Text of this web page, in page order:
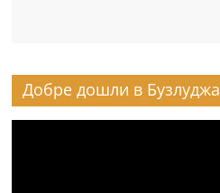
Добре дошли в Бузлуджа